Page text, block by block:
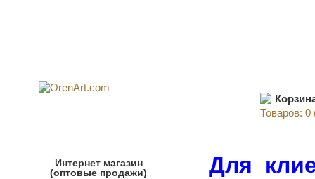
Товаров: 0
Интернет магазин
(оптовые продажи)
Для